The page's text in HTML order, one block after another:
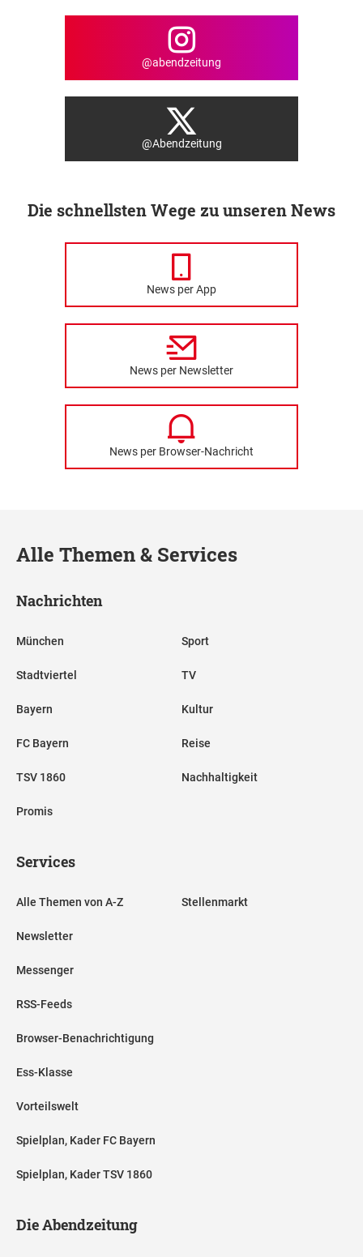
@abendzeitung
@Abendzeitung
Die schnellsten Wege zu unseren News
News per App
News per Newsletter
News per Browser-Nachricht
Alle Themen & Services
Nachrichten
München
Stadtviertel
Bayern
FC Bayern
TSV 1860
Promis
Sport
TV
Kultur
Reise
Nachhaltigkeit
Services
Alle Themen von A-Z
Newsletter
Messenger
RSS-Feeds
Browser-Benachrichtigung
Ess-Klasse
Vorteilswelt
Spielplan, Kader FC Bayern
Spielplan, Kader TSV 1860
Stellenmarkt
Die Abendzeitung